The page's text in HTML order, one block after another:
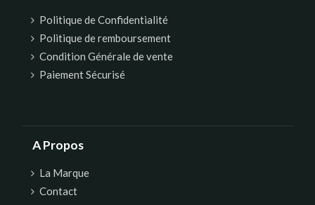
Politique de Confidentialité
Politique de remboursement
Condition Générale de vente
Paiement Sécurisé
A Propos
La Marque
Contact